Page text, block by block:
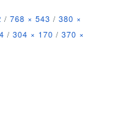
/ 768 × 543 / 380 ×
/ 304 × 170 / 370 ×